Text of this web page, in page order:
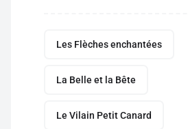
Les Flèches enchantées
La Belle et la Bête
Le Vilain Petit Canard